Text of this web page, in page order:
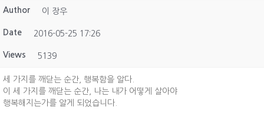
Author 이 장우
Date 2016-05-25 17:26
Views 5139
세 가지를 깨닫는 순간, 행복함을 알다.
이 세 가지를 깨닫는 순간, 나는 내가 어떻게 살아야
행복해지는가를 알게 되었습니다.